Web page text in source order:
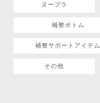
ヌーブラ
補整ボトム
補整サポートアイテム
その他